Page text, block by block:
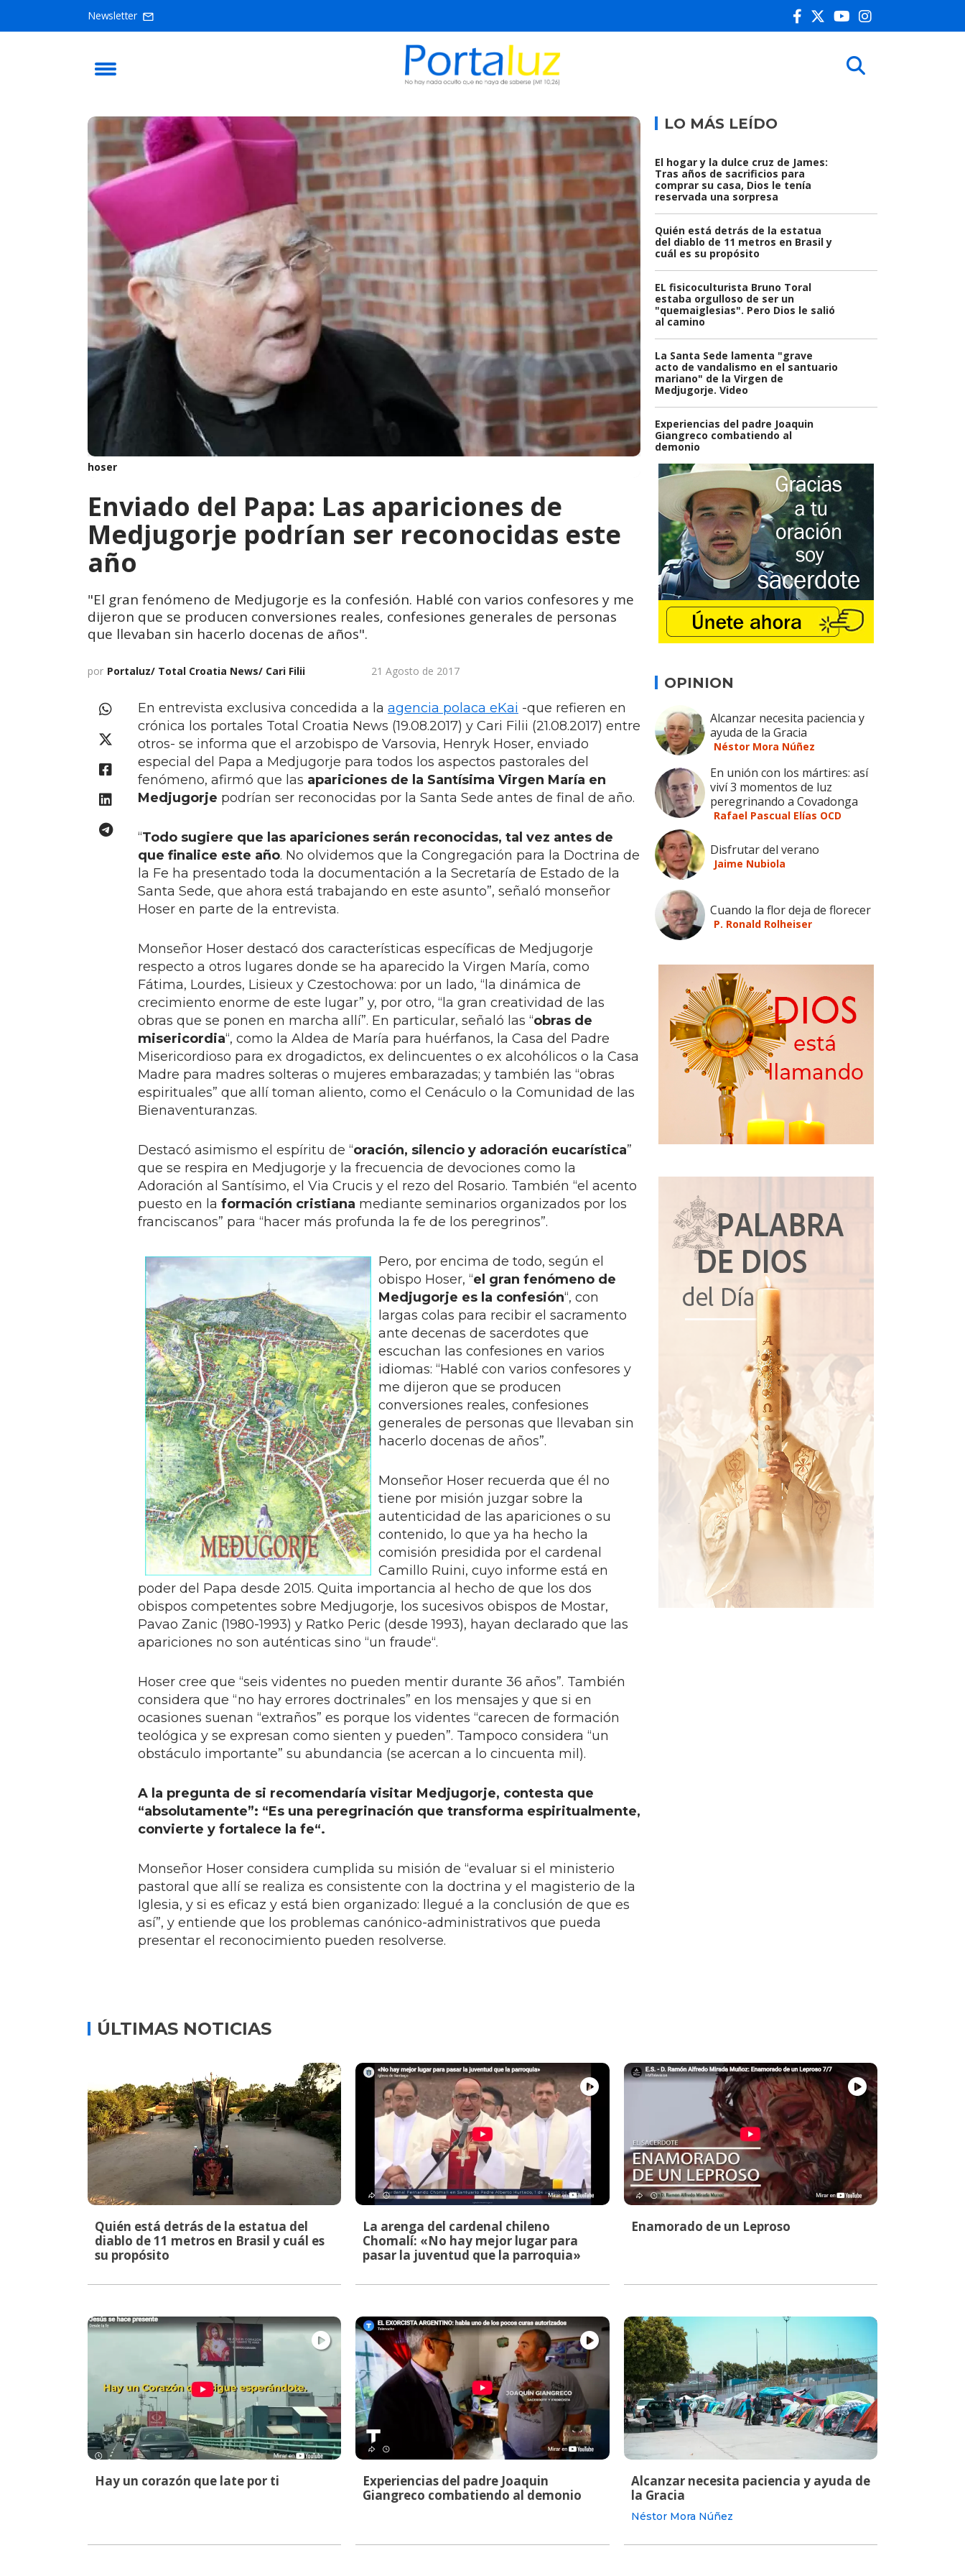
Newsletter
hoser
Enviado del Papa: Las apariciones de
Medjugorje podrían ser reconocidas este
año
"El gran fenómeno de Medjugorje es la confesión. Hablé con varios confesores y me
dijeron que se producen conversiones reales, confesiones generales de personas
que llevaban sin hacerlo docenas de años".
por Portaluz/ Total Croatia News/ Cari Filii 21 Agosto de 2017
En entrevista exclusiva concedida a la agencia polaca eKai -que refieren en
crónica los portales Total Croatia News (19.08.2017) y Cari Filii (21.08.2017) entre
otros- se informa que el arzobispo de Varsovia, Henryk Hoser, enviado
especial del Papa a Medjugorje para todos los aspectos pastorales del
fenómeno, afirmó que las apariciones de la Santísima Virgen María en
Medjugorje podrían ser reconocidas por la Santa Sede antes de final de año.
“Todo sugiere que las apariciones serán reconocidas, tal vez antes de
que finalice este año. No olvidemos que la Congregación para la Doctrina de
la Fe ha presentado toda la documentación a la Secretaría de Estado de la
Santa Sede, que ahora está trabajando en este asunto”, señaló monseñor
Hoser en parte de la entrevista.
Monseñor Hoser destacó dos características específicas de Medjugorje
respecto a otros lugares donde se ha aparecido la Virgen María, como
Fátima, Lourdes, Lisieux y Czestochowa: por un lado, “la dinámica de
crecimiento enorme de este lugar” y, por otro, “la gran creatividad de las
obras que se ponen en marcha allí”. En particular, señaló las “obras de
misericordia“, como la Aldea de María para huérfanos, la Casa del Padre
Misericordioso para ex drogadictos, ex delincuentes o ex alcohólicos o la Casa
Madre para madres solteras o mujeres embarazadas; y también las “obras
espirituales” que allí toman aliento, como el Cenáculo o la Comunidad de las
Bienaventuranzas.
Destacó asimismo el espíritu de “oración, silencio y adoración eucarística”
que se respira en Medjugorje y la frecuencia de devociones como la
Adoración al Santísimo, el Via Crucis y el rezo del Rosario. También “el acento
puesto en la formación cristiana mediante seminarios organizados por los
franciscanos” para “hacer más profunda la fe de los peregrinos”.
Pero, por encima de todo, según el
obispo Hoser, “el gran fenómeno de
Medjugorje es la confesión“, con
largas colas para recibir el sacramento
ante decenas de sacerdotes que
escuchan las confesiones en varios
idiomas: “Hablé con varios confesores y
me dijeron que se producen
conversiones reales, confesiones
generales de personas que llevaban sin
hacerlo docenas de años”.
Monseñor Hoser recuerda que él no
tiene por misión juzgar sobre la
autenticidad de las apariciones o su
contenido, lo que ya ha hecho la
comisión presidida por el cardenal
Camillo Ruini, cuyo informe está en
poder del Papa desde 2015. Quita importancia al hecho de que los dos
obispos competentes sobre Medjugorje, los sucesivos obispos de Mostar,
Pavao Zanic (1980-1993) y Ratko Peric (desde 1993), hayan declarado que las
apariciones no son auténticas sino “un fraude“.
Hoser cree que “seis videntes no pueden mentir durante 36 años”. También
considera que “no hay errores doctrinales” en los mensajes y que si en
ocasiones suenan “extraños” es porque los videntes “carecen de formación
teológica y se expresan como sienten y pueden”. Tampoco considera “un
obstáculo importante” su abundancia (se acercan a lo cincuenta mil).
A la pregunta de si recomendaría visitar Medjugorje, contesta que
“absolutamente”: “Es una peregrinación que transforma espiritualmente,
convierte y fortalece la fe“.
Monseñor Hoser considera cumplida su misión de “evaluar si el ministerio
pastoral que allí se realiza es consistente con la doctrina y el magisterio de la
Iglesia, y si es eficaz y está bien organizado: llegué a la conclusión de que es
así”, y entiende que los problemas canónico-administrativos que pueda
presentar el reconocimiento pueden resolverse.
LO MÁS LEÍDO
El hogar y la dulce cruz de James:
Tras años de sacrificios para
comprar su casa, Dios le tenía
reservada una sorpresa
Quién está detrás de la estatua
del diablo de 11 metros en Brasil y
cuál es su propósito
EL fisicoculturista Bruno Toral
estaba orgulloso de ser un
"quemaiglesias". Pero Dios le salió
al camino
La Santa Sede lamenta "grave
acto de vandalismo en el santuario
mariano" de la Virgen de
Medjugorje. Video
Experiencias del padre Joaquin
Giangreco combatiendo al
demonio
OPINION
Alcanzar necesita paciencia y
ayuda de la Gracia
Néstor Mora Núñez
En unión con los mártires: así
viví 3 momentos de luz
peregrinando a Covadonga
Rafael Pascual Elías OCD
Disfrutar del verano
Jaime Nubiola
Cuando la flor deja de florecer
P. Ronald Rolheiser
ÚLTIMAS NOTICIAS
Quién está detrás de la estatua del
diablo de 11 metros en Brasil y cuál es
su propósito
La arenga del cardenal chileno
Chomalí: «No hay mejor lugar para
pasar la juventud que la parroquia»
Enamorado de un Leproso
Hay un corazón que late por ti
Experiencias del padre Joaquin
Giangreco combatiendo al demonio
Alcanzar necesita paciencia y ayuda de
la Gracia
Néstor Mora Núñez